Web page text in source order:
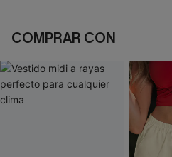
COMPRAR CON